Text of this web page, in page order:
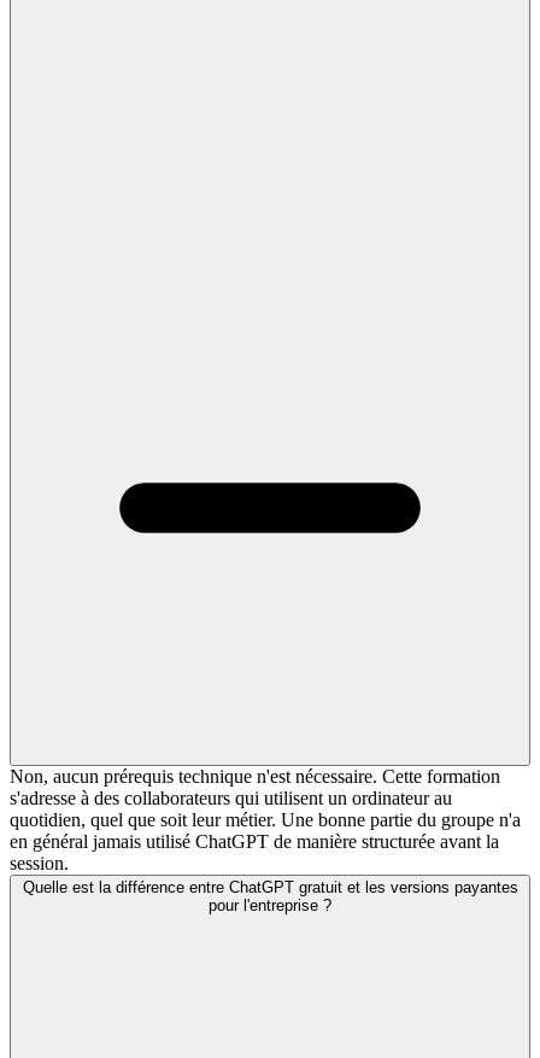
Non, aucun prérequis technique n'est nécessaire. Cette formation
s'adresse à des collaborateurs qui utilisent un ordinateur au
quotidien, quel que soit leur métier. Une bonne partie du groupe n'a
en général jamais utilisé ChatGPT de manière structurée avant la
session.
Quelle est la différence entre ChatGPT gratuit et les versions payantes
pour l'entreprise ?